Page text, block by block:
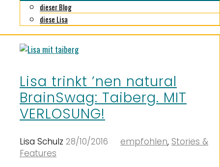
dieser Blog
diese Lisa
Lisa trinkt ’nen natural
BrainSwag: Taiberg. MIT
VERLOSUNG!
Lisa Schulz 28/10/2016 empfohlen, Stories &
Features